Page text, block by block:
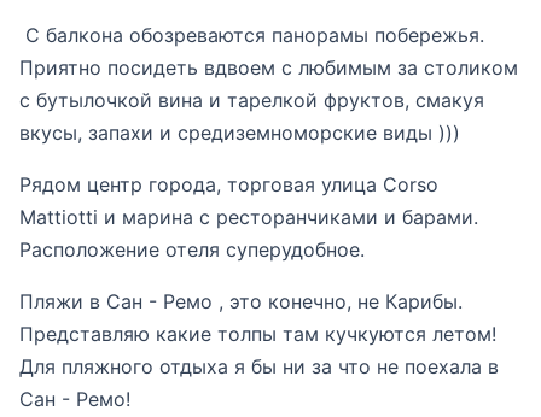
С балкона обозреваются панорамы побережья.
Приятно посидеть вдвоем с любимым за столиком
с бутылочкой вина и тарелкой фруктов, смакуя
вкусы, запахи и средиземноморские виды )))
Рядом центр города, торговая улица Corso
Mattiotti и марина с ресторанчиками и барами.
Расположение отеля суперудобное.
Пляжи в Сан - Ремо , это конечно, не Карибы.
Представляю какие толпы там кучкуются летом!
Для пляжного отдыха я бы ни за что не поехала в
Сан - Ремо!